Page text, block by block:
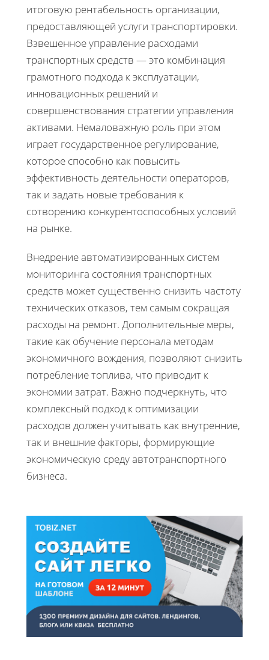
итоговую рентабельность организации,
предоставляющей услуги транспортировки.
Взвешенное управление расходами
транспортных средств — это комбинация
грамотного подхода к эксплуатации,
инновационных решений и
совершенствования стратегии управления
активами. Немаловажную роль при этом
играет государственное регулирование,
которое способно как повысить
эффективность деятельности операторов,
так и задать новые требования к
сотворению конкурентоспособных условий
на рынке.
Внедрение автоматизированных систем
мониторинга состояния транспортных
средств может существенно снизить частоту
технических отказов, тем самым сокращая
расходы на ремонт. Дополнительные меры,
такие как обучение персонала методам
экономичного вождения, позволяют снизить
потребление топлива, что приводит к
экономии затрат. Важно подчеркнуть, что
комплексный подход к оптимизации
расходов должен учитывать как внутренние,
так и внешние факторы, формирующие
экономическую среду автотранспортного
бизнеса.